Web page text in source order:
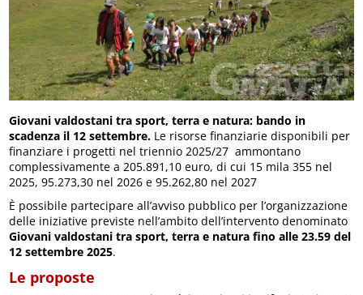
Giovani valdostani tra sport, terra e natura: bando in
scadenza il 12 settembre. Le risorse finanziarie disponibili per
finanziare i progetti nel triennio 2025/27 ammontano
complessivamente a 205.891,10 euro, di cui 15 mila 355 nel
2025, 95.273,30 nel 2026 e 95.262,80 nel 2027
È possibile partecipare all’avviso pubblico per l’organizzazione
delle iniziative previste nell’ambito dell’intervento denominato
Giovani valdostani tra sport, terra e natura fino alle 23.59 del
12 settembre 2025.
Le proposte